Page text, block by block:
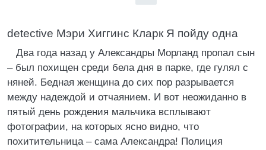
detective Мэри Хиггинс Кларк Я пойду одна
Два года назад у Александры Морланд пропал сын
– был похищен среди бела дня в парке, где гулял с
няней. Бедная женщина до сих пор разрывается
между надеждой и отчаянием. И вот неожиданно в
пятый день рождения мальчика всплывают
фотографии, на которых ясно видно, что
похитительница – сама Александра! Полиция